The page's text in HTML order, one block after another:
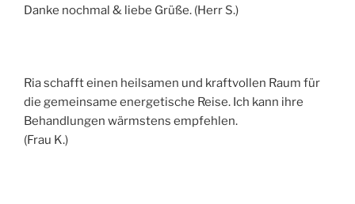
Danke nochmal & liebe Grüße. (Herr S.)
Ria schafft einen heilsamen und kraftvollen Raum für
die gemeinsame energetische Reise. Ich kann ihre
Behandlungen wärmstens empfehlen.
(Frau K.)